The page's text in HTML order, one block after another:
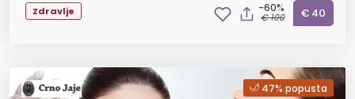
Zdravlje -60%
€ 100 € 40
47% popusta